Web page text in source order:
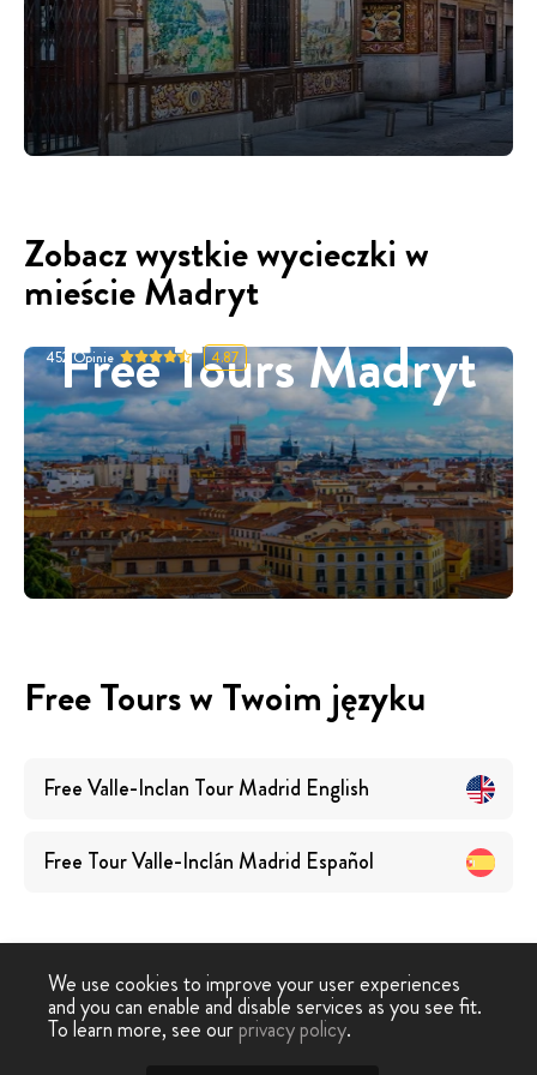
Zobacz wystkie wycieczki w
mieście Madryt
Free Tours Madryt
452 Opinie 4.87
Free Tours w Twoim języku
Free Valle-Inclan Tour Madrid English
Free Tour Valle-Inclán Madrid Español
Free
Tour - Free Tour
Madryt › Free Tour Valle-Inclan
Madryt
We use cookies to improve your user experiences
and you can enable and disable services as you see fit.
To learn more, see ourprivacy policy.